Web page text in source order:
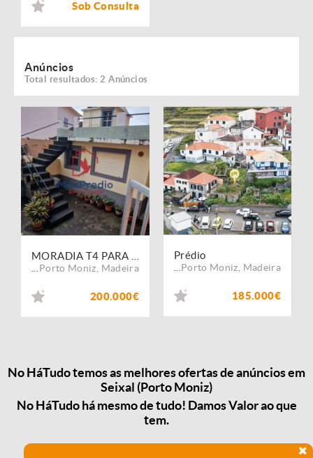
Sob Consulta
Anúncios
Total resultados: 2 Anúncios
Porto Moniz Madeira
200.000€
Prédio
Porto Moniz Madeira
185.000€
No HáTudo temos as melhores ofertas de anúncios em
Seixal (Porto Moniz)
No HáTudo há mesmo de tudo! Damos Valor ao que
tem.